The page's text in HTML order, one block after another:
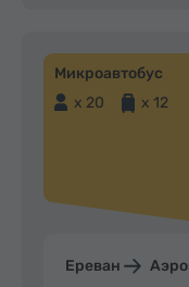
Микроавтобус
x 20
x 12
Ереван